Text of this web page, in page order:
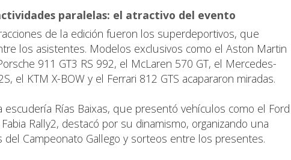
paralelas: el atractivo del evento
de la edición fueron los superdeportivos, que
los asistentes. Modelos exclusivos como el Aston Martin
911 GT3 RS 992, el McLaren 570 GT, el Mercedes-
el KTM X-BOW y el Ferrari 812 GTS acapararon miradas.
escudería Rías Baixas, que presentó vehículos como el Ford
Rally2, destacó por su dinamismo, organizando una
del Campeonato Gallego y sorteos entre los presentes.